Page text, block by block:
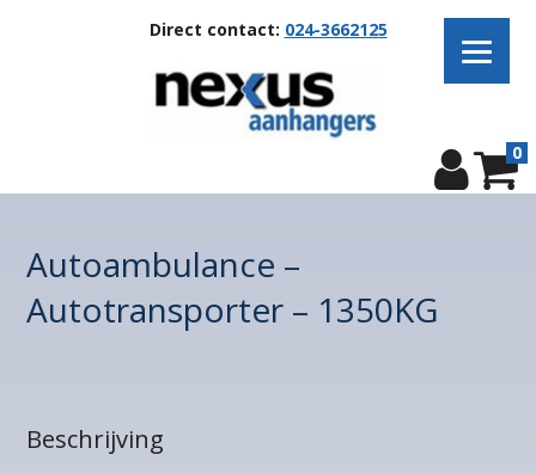
Direct contact: 024-3662125
0
Autoambulance –
Autotransporter – 1350KG
Beschrijving